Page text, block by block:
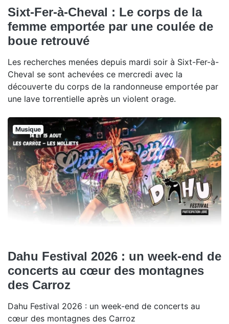
Sixt-Fer-à-Cheval : Le corps de la
femme emportée par une coulée de
boue retrouvé
Les recherches menées depuis mardi soir à Sixt-Fer-à-
Cheval se sont achevées ce mercredi avec la
découverte du corps de la randonneuse emportée par
une lave torrentielle après un violent orage.
Musique
Dahu Festival 2026 : un week-end de
concerts au cœur des montagnes
des Carroz
Dahu Festival 2026 : un week-end de concerts au
cœur des montagnes des Carroz